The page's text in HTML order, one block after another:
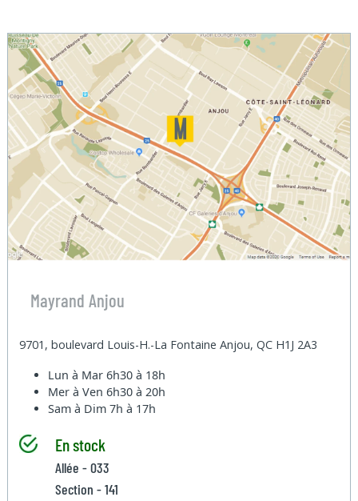
Mayrand Anjou
9701, boulevard Louis-H.-La Fontaine Anjou, QC H1J 2A3
Lun à Mar6h30 à 18h
Mer à Ven6h30 à 20h
Sam à Dim7h à 17h
En stock
Allée - 033
Section - 141